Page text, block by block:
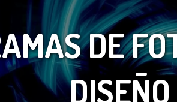
DE
DISEÑO